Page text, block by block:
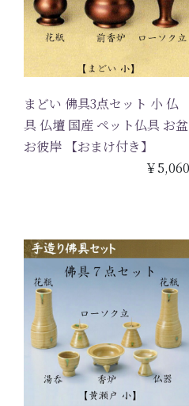
まどい 佛具3点セット 小 仏
具 仏壇 国産 ペット仏具 お盆
お彼岸 【おまけ付き】
￥5,060